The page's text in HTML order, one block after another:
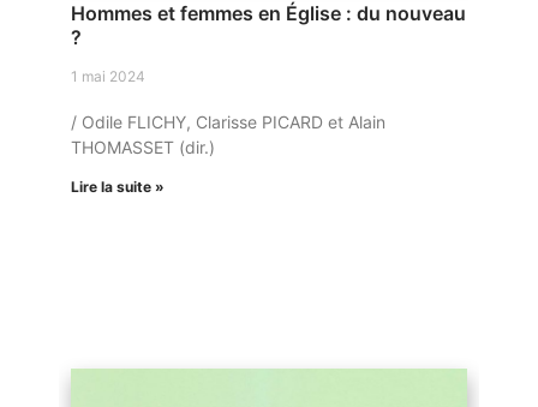
Hommes et femmes en Église : du nouveau
?
1 mai 2024
/ Odile FLICHY, Clarisse PICARD et Alain
THOMASSET (dir.)
Lire la suite »